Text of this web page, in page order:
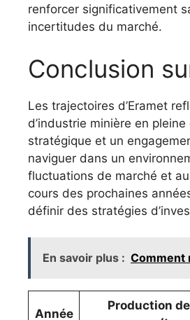
renforcer significativement
incertitudes du marché.
Conclusion
Les trajectoires d’Eramet
d’industrie minière en
stratégique et un
naviguer dans un
fluctuations de marché et
cours des prochaines
définir des stratégies
En savoir plus : Comment
Année
Production